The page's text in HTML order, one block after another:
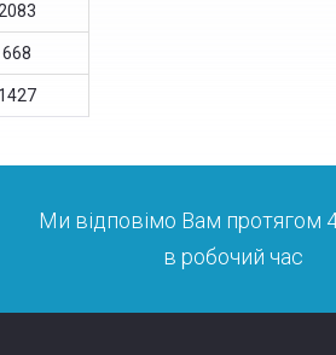
668
1427
Ми відповімо Вам протягом
в робочий час